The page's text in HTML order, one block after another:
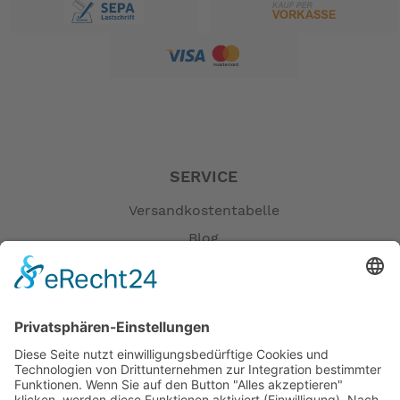
Wasserverbrauch: 0,5 - 2,7 L / 0,1 - 0,7 gal pro Spülung
Sitz und Bezug: Polyesterbeschichtetes Holz weiß,
- Duroplast weiß / Knochen
optional MAC 11 110/230 v
Enlass-Vorrichtung: Magnetventil, optional:
Einlasspumpe
Bedienfeld: All-in-One, optional: Multiframe / Argent /
Touch
Bidet: Passendes Bidet und optional integrierte
Bidetfunktion erhältlich
SERVICE
Versandkostentabelle
Blog
Erklärung zur Barrierefreiheit
AGB
Öffnungszeiten
Versandpartner